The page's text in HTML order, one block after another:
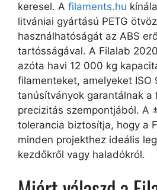
keresel. A filaments.hu
litvániai gyártású PETG
használhatóságát az ABS
tartósságával. A Filalab
azóta havi 12 000 kg
filamenteket, amelyeket ISO
tanúsítványok garantálnak
precizitás szempontjából. A
tolerancia biztosítja, hogy a
minden projekthez ideális
kezdőkről vagy haladókról.